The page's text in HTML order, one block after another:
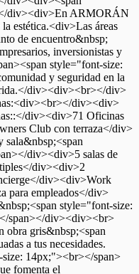
div><div>En ARMORÁN
estética.<div>Las áreas
de encuentro&nbsp;
inversionistas y
style="font-size:
y seguridad en la
div><div><br></div>
div><div>
div><div>71 Oficinas
Club con terraza</div>
sala&nbsp;<span
div><div>5 salas de
div><div>2
div><div>Work
para empleados</div>
style="font-size:
span></div><div><br>
obra gris&nbsp;<span
a tus necesidades.
14px;"><br></span>
fomenta el